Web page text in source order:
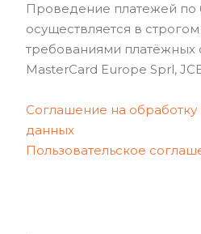
Проведение платежей по
осуществляется в
требованиями платёжных
MasterCard Europe Sprl,
Соглашение на
данных
Пользовательское